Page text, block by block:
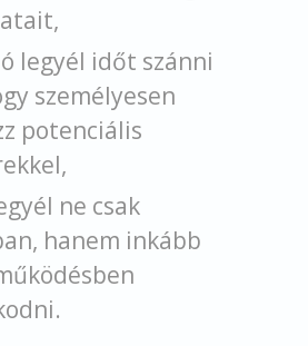
legyél időt szánni
személyesen
potenciális
ne csak
hanem inkább